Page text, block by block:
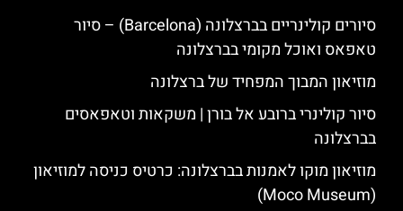
סיורים קולינריים בברצלונה (Barcelona) – סיור
טאפאס ואוכל מקומי בברצלונה
מוזיאון המבוך המפחיד של ברצלונה
סיור קולינרי ברובע אל בורן | משקאות וטאפאסים
בברצלונה
מוזיאון מוקו לאמנות בברצלונה: כרטיס כניסה למוזיאון
(Moco Museum)